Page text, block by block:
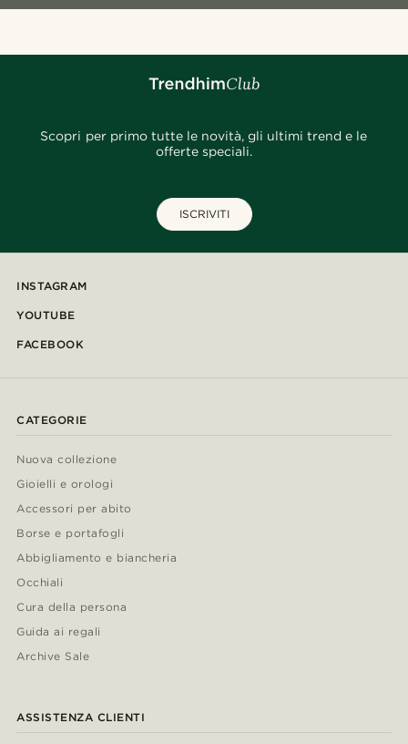
Scopri per primo tutte le novità, gli ultimi trend e le
offerte speciali.
ISCRIVITI
INSTAGRAM
YOUTUBE
FACEBOOK
CATEGORIE
Nuova collezione
Gioielli e orologi
Accessori per abito
Borse e portafogli
Abbigliamento e biancheria
Occhiali
Cura della persona
Guida ai regali
Archive Sale
ASSISTENZA CLIENTI